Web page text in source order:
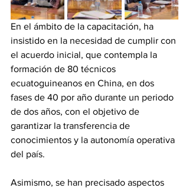
En el ámbito de la capacitación, ha
insistido en la necesidad de cumplir con
el acuerdo inicial, que contempla la
formación de 80 técnicos
ecuatoguineanos en China, en dos
fases de 40 por año durante un periodo
de dos años, con el objetivo de
garantizar la transferencia de
conocimientos y la autonomía operativa
del país.
Asimismo, se han precisado aspectos